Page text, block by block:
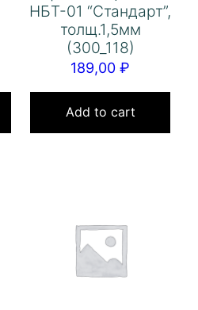
НБТ-01 “Стандарт”,
толщ.1,5мм
(300_118)
189,00₽
Add to cart